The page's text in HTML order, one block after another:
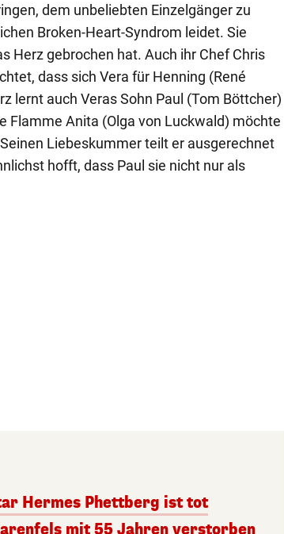
dem unbeliebten Einzelgänger zu
Broken-Heart-Syndrom leidet. Sie
Herz gebrochen hat. Auch ihr Chef Chris
dass sich Vera für Henning (René
lernt auch Veras Sohn Paul (Tom Böttcher)
Flamme Anita (Olga von Luckwald) möchte
Liebeskummer teilt er ausgerechnet
hofft, dass Paul sie nicht nur als
Hermes Phettberg ist tot
mit 55 Jahren verstorben